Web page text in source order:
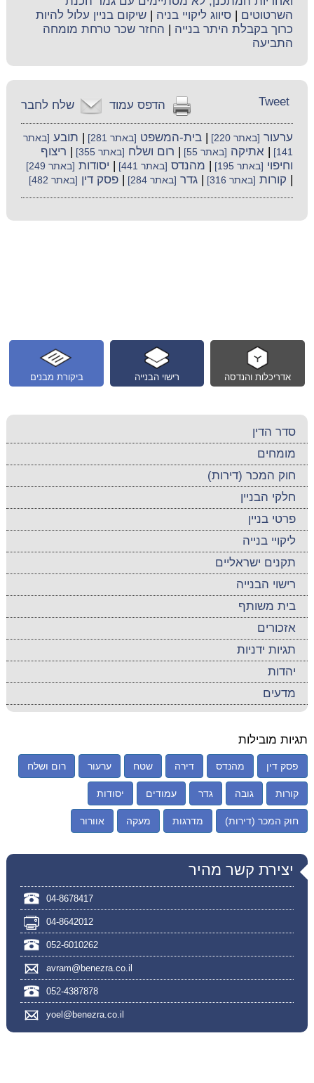
השרטוטים |סיווג ליקויי בניה |שיקום בניין עלול להיות
כרוך בקבלת היתר בנייה
החזר שכר טרחת מומחה
התביעה
שלח לחבר הדפס עמוד Tweet
ערעור [באתר 220] |בית-המשפט [באתר 281] תובע [באתר
141]
|אתיקה [באתר 55] רום ושלח [באתר 355]
ריצוף
וחיפוי [באתר 195] מהנדס [באתר 441] יסודות [באתר 249]
קורות [באתר 316] |גדר [באתר 284] |פסק דין [באתר 482]
ביקורת מבנים רישוי הבנייה אדריכלות והנדסה
סדר הדין
מומחים
חוק המכר (דירות)
חלקי הבניין
פרטי בניין
ליקויי בנייה
תקנים ישראליים
רישוי הבנייה
בית משותף
אזכורים
תגיות ידניות
יהדות
מדעים
תגיות מובילות
פסק דין מהנדס דירה שטח ערעור רום ושלח
קורות גובה גדר עמודים יסודות
חוק המכר (דירות) מדרגות מעקה אוורור
יצירת קשר מהיר
04-8678417
04-8642012
052-6010262
avram@benezra.co.il
052-4387878
yoel@benezra.co.il